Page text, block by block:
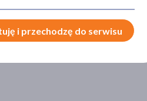
i przechodzę do serwisu